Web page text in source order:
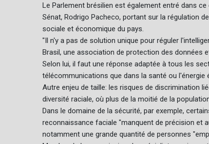
Le Parlement brésilien est également entré dans
Sénat, Rodrigo Pacheco, portant sur la régulation
sociale et économique du pays.
"Il n'y a pas de solution unique pour réguler
Brasil, une association de protection des données
Selon lui, il faut une réponse adaptée à tous les
télécommunications que dans la santé ou l'énergie
Autre enjeu de taille: les risques de discrimination
diversité raciale, où plus de la moitié de la
Dans le domaine de la sécurité, par exemple,
reconnaissance faciale "manquent de précision et
notamment une grande quantité de personnes